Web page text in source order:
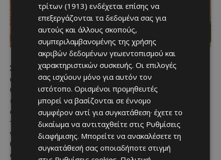
Σημειώνεται ότι, ενώ οι εργασίες ανακαίνισης και η
ανάπτυξη των νέων αμπελώνων βρίσκονται σε εξέλιξη, το
CHATEAU PUNIN είναι ήδη διαθέσιμο για τη φιλοξενία
ιδιωτικών εκδηλώσεων υψηλών προδιαγραφών. Ο χώρος
συνδυάζει την ιστορική του ταυτότητα με τη νέα στρατηγική
του κατεύθυνση, προσφέροντας ένα ξεχωριστό περιβάλλον
για εταιρικές συναντήσεις, ιδιωτικές δεξιώσεις και
θεματικές εκδηλώσεις, σε ένα αυθεντικό οινοποιητικό
σκηνικό.
τρίτων (1913) ενδέχεται επίσης να
επεξεργάζονται τα δεδομένα σας για
αυτούς και άλλους σκοπούς,
συμπεριλαμβανομένης της χρήσης
ακριβών δεδομένων γεωεντοπισμού και
χαρακτηριστικών συσκευής. Οι επιλογές
σας ισχύουν μόνο για αυτόν τον
ιστότοπο. Ορισμένοι προμηθευτές
μπορεί να βασίζονται σε έννομο
συμφέρον αντί για συγκατάθεση· έχετε το
δικαίωμα να αντιταχθείτε στις Ρυθμίσεις
διαφήμισης. Μπορείτε να ανακαλέσετε τη
συγκατάθεσή σας οποιαδήποτε στιγμή